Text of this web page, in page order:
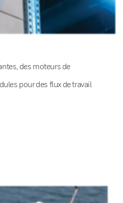
des moteurs de
pour des flux de travail